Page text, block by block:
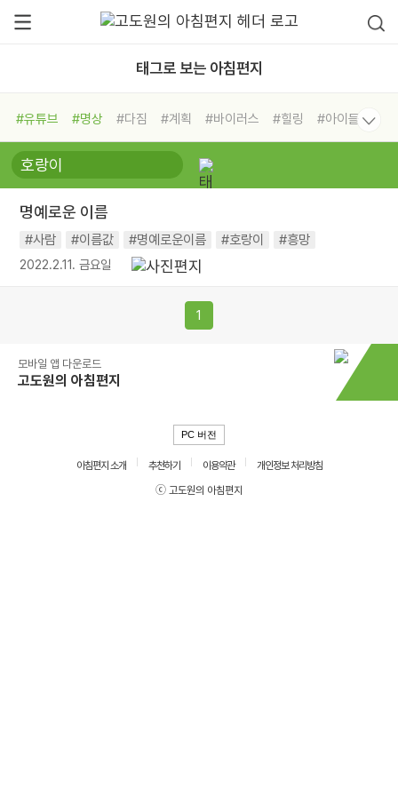
태그로 보는 아침편지
#유튜브 #명상 #다짐 #계획 #바이러스 #힐링
#아이들
#비전캠프
#독서캠프 #삶
#희망
#나눔 #친구 #링컨학교
#독서
#건강 #면역력
명예로운 이름
#사람 #이름값 #명예로운이름 #호랑이 #흥망
2022.2.11. 금요일
1
모바일 앱 다운로드
고도원의 아침편지
PC 버전
아침편지 소개 추천하기 이용약관
개인정보 처리방침
ⓒ 고도원의 아침편지